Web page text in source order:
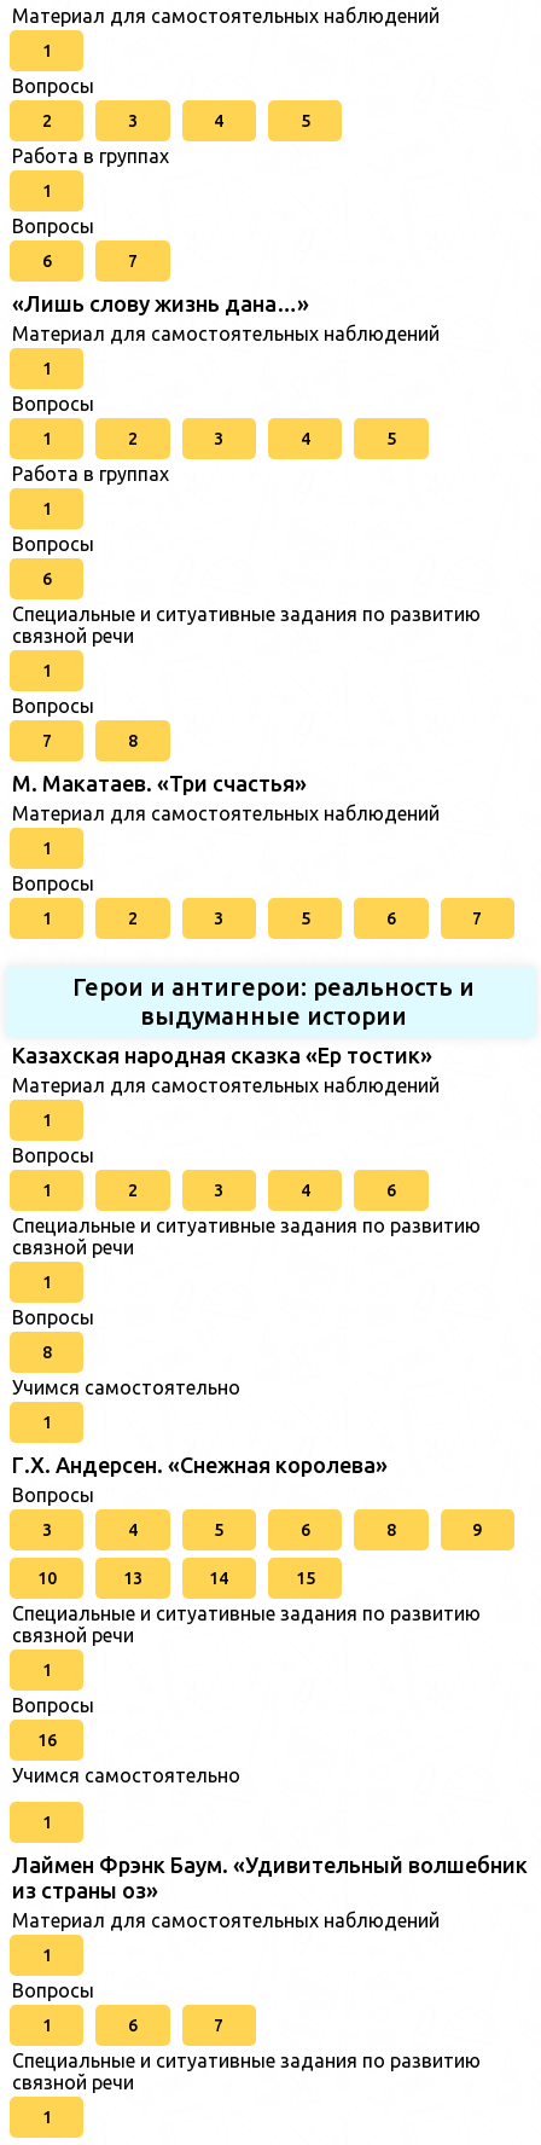
Материал для самостоятельных наблюдений
1
Вопросы
2 3 4 5
Работа в группах
1
Вопросы
6 7
«Лишь слову жизнь дана…»
Материал для самостоятельных наблюдений
1
Вопросы
1 2 3 4 5
Работа в группах
1
Вопросы
6
Специальные и ситуативные задания по развитию
связной речи
1
Вопросы
7 8
М. Макатаев. «Три счастья»
Материал для самостоятельных наблюдений
1
Вопросы
1 2 3 5 6 7
Герои и антигерои: реальность и
выдуманные истории
Казахская народная сказка «Ер тостик»
Материал для самостоятельных наблюдений
1
Вопросы
1 2 3 4 6
Специальные и ситуативные задания по развитию
связной речи
1
Вопросы
8
Учимся самостоятельно
1
Г.Х. Андерсен. «Снежная королева»
Вопросы
3 4 5 6 8 9
10 13 14 15
Специальные и ситуативные задания по развитию
связной речи
1
Вопросы
16
Учимся самостоятельно
1
Лаймен Фрэнк Баум. «Удивительный волшебник
из страны оз»
Материал для самостоятельных наблюдений
1
Вопросы
1 6 7
Специальные и ситуативные задания по развитию
связной речи
1